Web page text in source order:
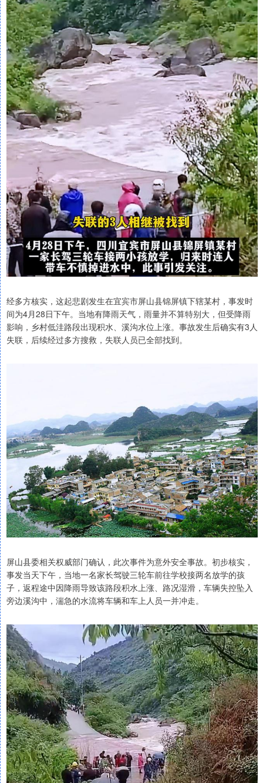
经多方核实，这起悲剧发生在宜宾市屏山县锦屏镇下辖某村，事发时
间为4月28日下午。当地有降雨天气，雨量并不算特别大，但受降雨
影响，乡村低洼路段出现积水、溪沟水位上涨。事故发生后确实有3人
失联，后续经过多方搜救，失联人员已全部找到。
屏山县委相关权威部门确认，此次事件为意外安全事故。初步核实，
事发当天下午，当地一名家长驾驶三轮车前往学校接两名放学的孩
子，返程途中因降雨导致该路段积水上涨、路况湿滑，车辆失控坠入
旁边溪沟中，湍急的水流将车辆和车上人员一并冲走。